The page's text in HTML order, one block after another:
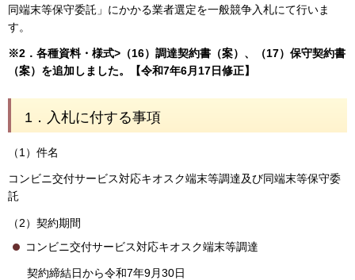
同端末等保守委託」にかかる業者選定を一般競争入札にて行いま
す。
※2．各種資料・様式>（16）調達契約書（案）、（17）保守契約書
（案）を追加しました。【令和7年6月17日修正】
1．入札に付する事項
（1）件名
コンビニ交付サービス対応キオスク端末等調達及び同端末等保守委
託
（2）契約期間
コンビニ交付サービス対応キオスク端末等調達
契約締結日から令和7年9月30日